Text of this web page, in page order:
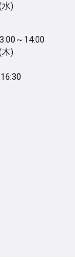
)
～14:00
)